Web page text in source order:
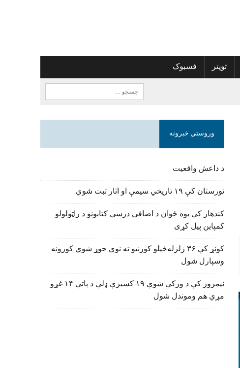
تویتر فسبوک
وروستي خبرونه
د داعش واقعیت
نورستان کې ۱۹ تاریخي سیمې او اثار ثبت شوي
کندهار کې یوه ځوان د اضافي درسي کتابونو د راټولولو
کمپاین پیل کړی
کونړ کې ۳۶ زلزله‌ځپلو کورنیو ته نوي جوړ شوي کورونه
وسپارل شول
نیمروز کې د ورکې شوې ۱۹ کسیزې ډلې د پاتې ۱۴ غړو
مړي هم وموندل شول